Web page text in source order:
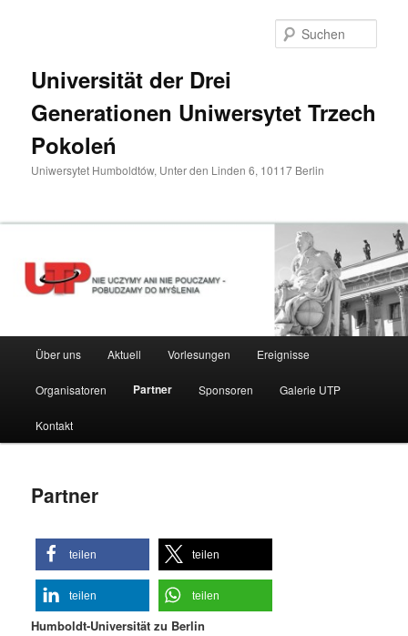
Universität der Drei
Generationen Uniwersytet Trzech
Pokoleń
Uniwersytet Humboldtów, Unter den Linden 6, 10117 Berlin
HauptmenüÜber uns Aktuell Vorlesungen Ereignisse
Organisatoren Partner Sponsoren Galerie UTP
Kontakt
Partner
teilen teilen
teilen teilen
Humboldt-Universität zu Berlin